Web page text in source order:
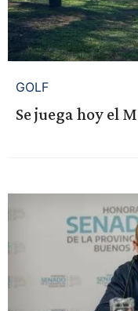
GOLF
Se juega hoy el